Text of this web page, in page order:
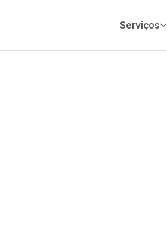
Serviços